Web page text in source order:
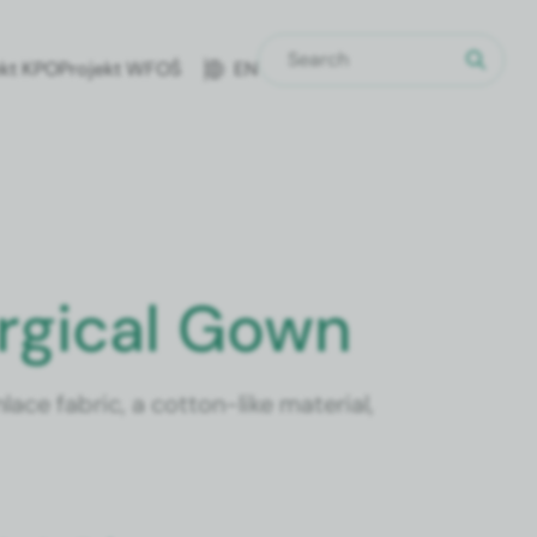
KPOPro­jekt WFOŚ EN
Gown
fab­ric, a cot­ton-like mate­r­i­al,